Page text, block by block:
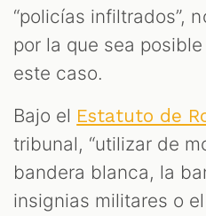
“policías infiltrados”,
por la que sea
este caso.
Bajo el Estatuto de
tribunal, “utilizar de
bandera blanca, la
insignias militares o